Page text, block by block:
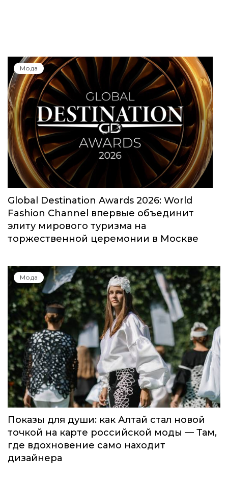
Мода
Global Destination Awards 2026: World
Fashion Channel впервые объединит
элиту мирового туризма на
торжественной церемонии в Москве
Мода
Показы для души: как Алтай стал новой
точкой на карте российской моды — Там,
где вдохновение само находит
дизайнера